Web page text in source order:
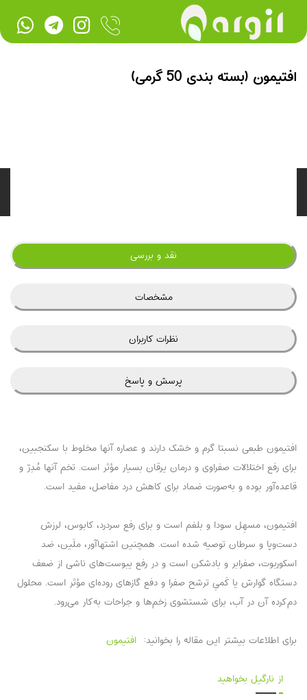
افتیمون (بسته بندی 50 گرمی)
نقد و بررسی
مشخصات
نظرات کاربران
پرسش و پاسخ
افتیمون طبعی نسبتا گرم و خشک دارند و عصاره آنها مخلوط با سکنجبین،
برای رفع اختلالات صفراوی و درمان یرقان بسیار مؤثر است. تخم آنها مُدِرّ و
قاعده‌آور بوده و به‌صورت ضماد برای کاهش درد مفاصل، مفید است.
افتیمون، مسهِل سودا و بلغم است و برای رفع سردرد، کابوس، لرزش
دست‌وپا و سرطان توصیه شده است. همچنین اشتهاآور، ملَین، ضد
اسکوربوت، صفرابر و بادشکن است و در رفع یبوست‌های ناشی از ضعف
دستگاه گوارش یا کَمیِ ترشح ‌صفرا و دفع گازهای روده‌ای مؤثر است. محلول
دم‌کرده آن در آب، برای شستشوی زخم‌ها و جراحات به‌کار می‌رود.
برای اطلاعات بیشتر این مقاله را بخوانید: افتیمون
از نارگیل بخواهید